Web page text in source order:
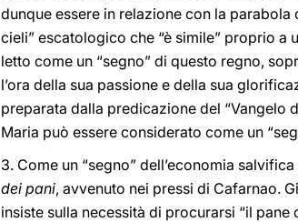
dunque essere in relazione con la
cieli” escatologico che “è simile” proprio a
letto come un “segno” di questo regno,
l’ora della sua passione e della sua
preparata dalla predicazione del “Vangelo
Maria può essere considerato come un
3. Come un “segno” dell’economia
dei pani, avvenuto nei pressi di Cafarnao.
insiste sulla necessità di procurarsi “il